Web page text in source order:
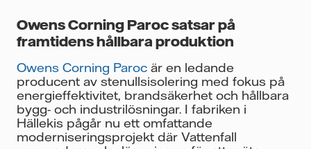
Owens Corning Paroc satsar på
framtidens hållbara produktion
Owens Corning Paroc är en ledande
producent av stenullsisolering med fokus på
energieffektivitet, brandsäkerhet och hållbara
bygg- och industrilösningar. I fabriken i
Hällekis pågår nu ett omfattande
moderniseringsprojekt där Vattenfall